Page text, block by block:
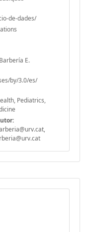
de-dades/
E.
by/3.0/es/
Pediatrics,